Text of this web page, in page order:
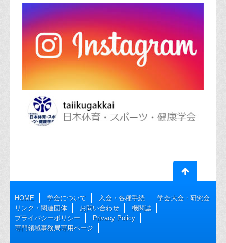
HOME 学会について 入会・各種手続
学会大会・研究会
リンク・関連団体
お問い合わせ
機関誌
プライバシーポリシー
Privacy Policy
専門領域事務局専用ページ